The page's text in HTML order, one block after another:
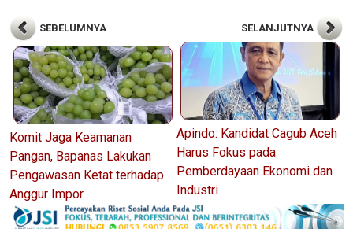
SEBELUMNYA
Komit Jaga Keamanan
Pangan, Bapanas Lakukan
Pengawasan Ketat terhadap
Anggur Impor
SELANJUTNYA
Apindo: Kandidat Cagub Aceh
Harus Fokus pada
Pemberdayaan Ekonomi dan
Industri